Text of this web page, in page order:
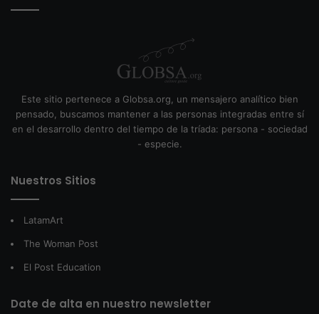
Este sitio pertenece a Globsa.org, un mensajero analítico bien
pensado, buscamos mantener a las personas integradas entre sí
en el desarrollo dentro del tiempo de la tríada: persona - sociedad
- especie.
Nuestros Sitios
LatamArt
The Woman Post
El Post Education
Date de alta en nuestro newsletter